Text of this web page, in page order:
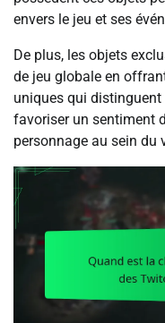
envers le jeu et ses
De plus, les objets
de jeu globale en
uniques qui distinguent
favoriser un sentiment
personnage au sein du